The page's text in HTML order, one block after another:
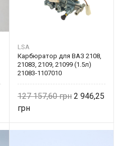
LSA
Карбюратор для ВАЗ 2108,
21083, 2109, 21099 (1.5л)
21083-1107010
127 157,60 2 946,25